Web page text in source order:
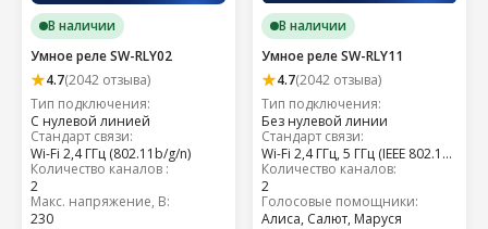
В наличии
Умное реле SW-RLY02
4.7(2042 отзыва)
Тип подключения:
С нулевой линией
Стандарт связи:
Wi-Fi 2,4 ГГц (802.11b/g/n)
Количество каналов :
2
Макс. напряжение, В:
230
В наличии
Умное реле SW-RLY11
4.7(2042 отзыва)
Тип подключения:
Без нулевой линии
Стандарт связи:
Wi-Fi 2,4 ГГц, 5 ГГц (IEEE 802.11 b/g/n , IEEE 802.11 n)
Количество каналов:
2
Голосовые помощники:
Алиса, Салют, Маруся
А пока следите за нами
в социальных сетях